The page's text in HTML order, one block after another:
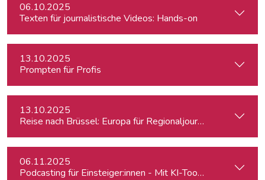
06.10.2025
Texten für journalistische Videos: Hands-on
13.10.2025
Prompten für Profis
13.10.2025
Reise nach Brüssel: Europa für Regionaljournalist:innen
06.11.2025
Podcasting für Einsteiger:innen - Mit KI-Tools zum Erfolg